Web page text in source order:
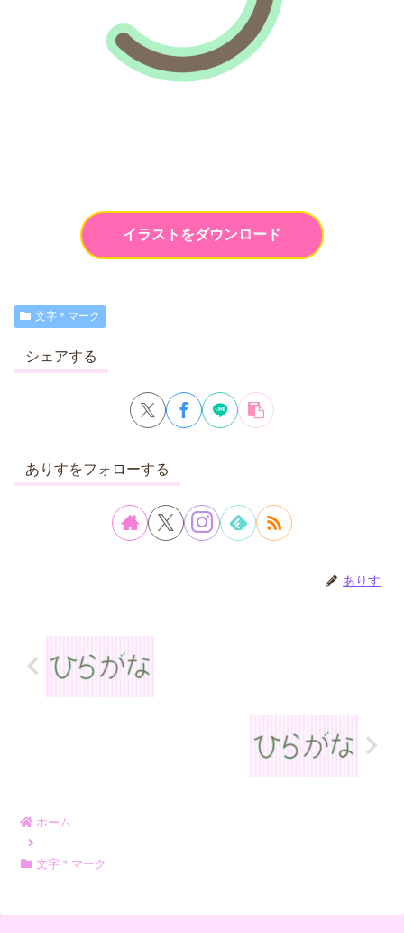
イラストをダウンロード
文字＊マーク
シェアする
ありすをフォローする
ありす
ホーム
文字＊マーク